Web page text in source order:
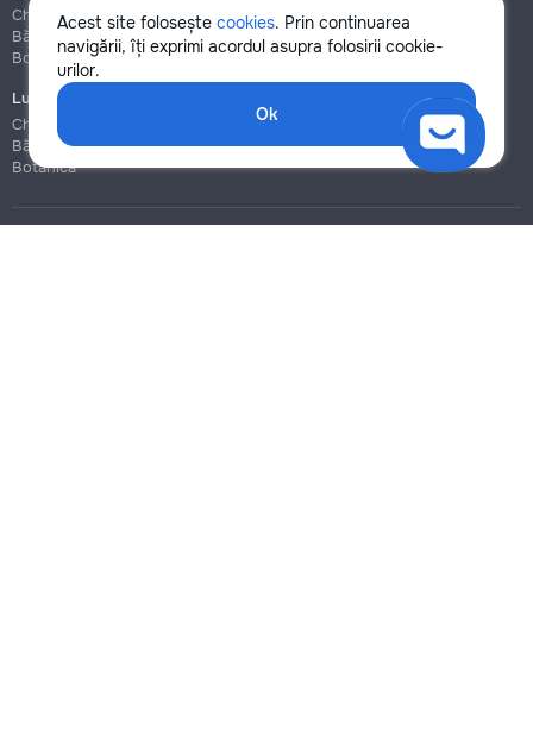
Acest site folosește cookies. Prin continuarea
navigării, îți exprimi acordul asupra folosirii cookie-
urilor.
Ok
Chișinău
Bălți
Botanica
Chișinău
Botanica
Lucrări de construcție și instalare
Chișinău
Bălți
Botanica